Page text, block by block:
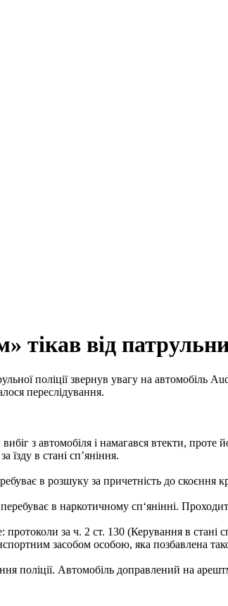
тікав від
поліції звернув увагу на
переслідування.
з автомобіля і намагався втекти,
їзду в стані сп’яніння.
в розшуку за причетність до скоєння
в наркотичному сп‘янінні.
протоколи за ч. 2 ст. 130 (Керування в
засобом особою, яка позбавлена
поліції. Автомобіль доправлений на